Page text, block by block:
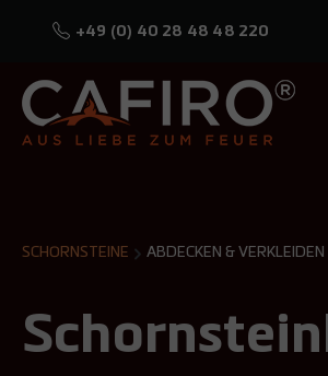
+49 (0) 40 28 48 48 220
SCHORNSTEINE ABDECKEN & VERKLEIDEN